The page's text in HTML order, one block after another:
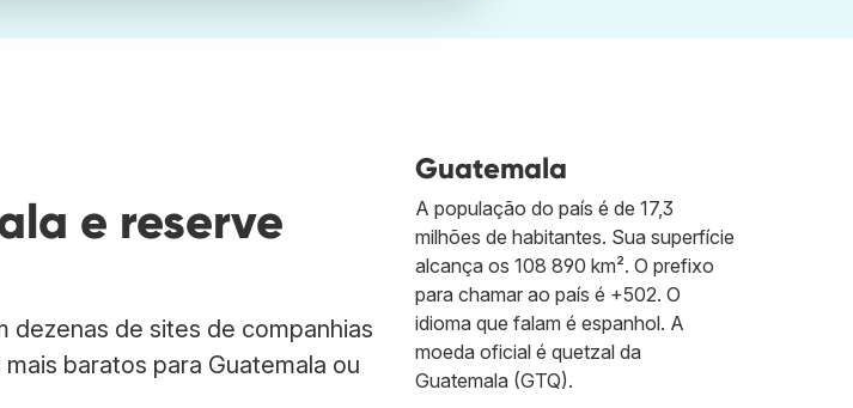
e reserve
dezenas de sites de companhias
baratos para Guatemala ou
Guatemala
A população do país é de 17,3
milhões de habitantes. Sua superfície
alcança os 108 890 km². O prefixo
para chamar ao país é +502. O
idioma que falam é espanhol. A
moeda oficial é quetzal da
Guatemala (GTQ).